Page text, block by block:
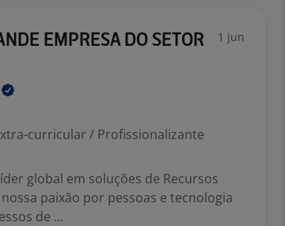
EMPRESA DO SETOR
1 jun
curricular / Profissionalizante
global em soluções de Recursos
paixão por pessoas e tecnologia
de ...